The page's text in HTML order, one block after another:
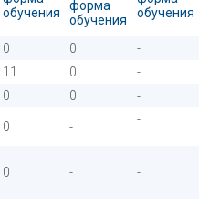
обучения
форма
обучения
обучения
0 0
-
11 0
-
0 0
-
0 - -
0 - -